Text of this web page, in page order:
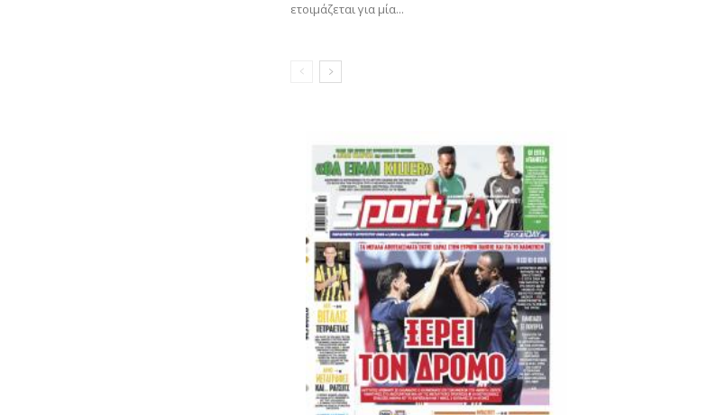
ετοιμάζεται για μία...